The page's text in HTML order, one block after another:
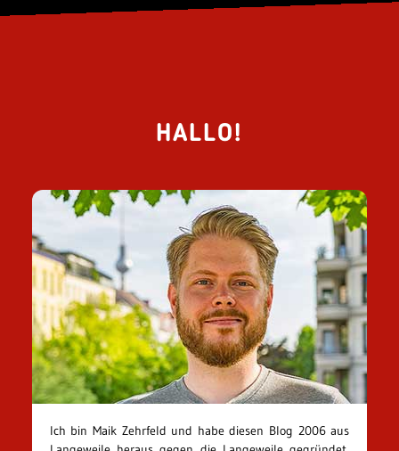
HALLO!
Ich bin Maik Zehrfeld und habe diesen Blog 2006 aus